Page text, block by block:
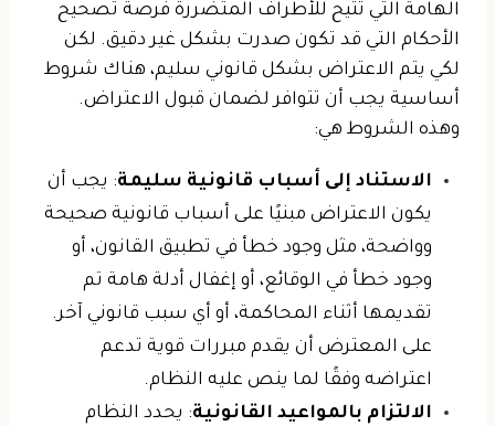
الهامة التي تتيح للأطراف المتضررة فرصة تصحيح
الأحكام التي قد تكون صدرت بشكل غير دقيق. لكن
لكي يتم الاعتراض بشكل قانوني سليم، هناك شروط
أساسية يجب أن تتوافر لضمان قبول الاعتراض.
وهذه الشروط هي:
الاستناد إلى أسباب قانونية سليمة: يجب أن
يكون الاعتراض مبنيًا على أسباب قانونية صحيحة
وواضحة، مثل وجود خطأ في تطبيق القانون، أو
وجود خطأ في الوقائع، أو إغفال أدلة هامة تم
تقديمها أثناء المحاكمة، أو أي سبب قانوني آخر.
على المعترض أن يقدم مبررات قوية تدعم
اعتراضه وفقًا لما ينص عليه النظام.
الالتزام بالمواعيد القانونية: يحدد النظام